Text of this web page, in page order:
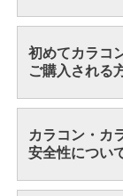
初めてカラコ
ご購入される
カラコン・カ
安全性につい